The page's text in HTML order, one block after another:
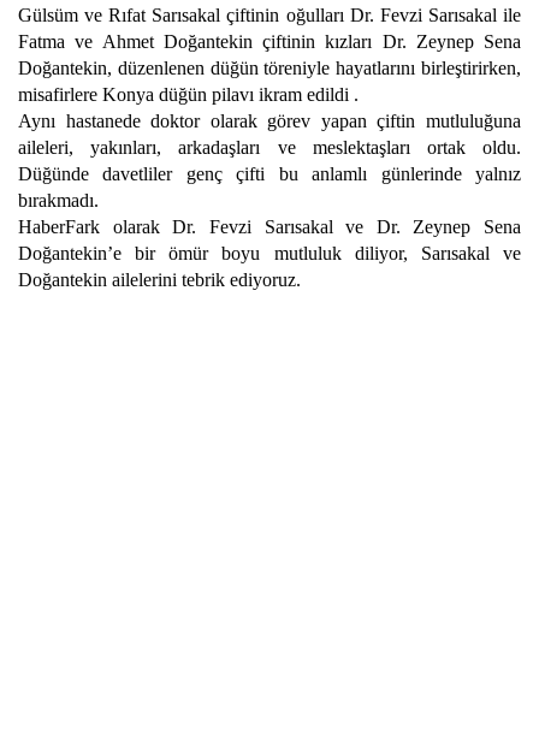
Gülsüm ve Rıfat Sarısakal çiftinin oğulları Dr. Fevzi Sarısakal ile
Fatma ve Ahmet Doğantekin çiftinin kızları Dr. Zeynep Sena
Doğantekin, düzenlenen düğün töreniyle hayatlarını birleştirirken,
misafirlere Konya düğün pilavı ikram edildi .
Aynı hastanede doktor olarak görev yapan çiftin mutluluğuna
aileleri, yakınları, arkadaşları ve meslektaşları ortak oldu.
Düğünde davetliler genç çifti bu anlamlı günlerinde yalnız
bırakmadı.
HaberFark olarak Dr. Fevzi Sarısakal ve Dr. Zeynep Sena
Doğantekin’e bir ömür boyu mutluluk diliyor, Sarısakal ve
Doğantekin ailelerini tebrik ediyoruz.